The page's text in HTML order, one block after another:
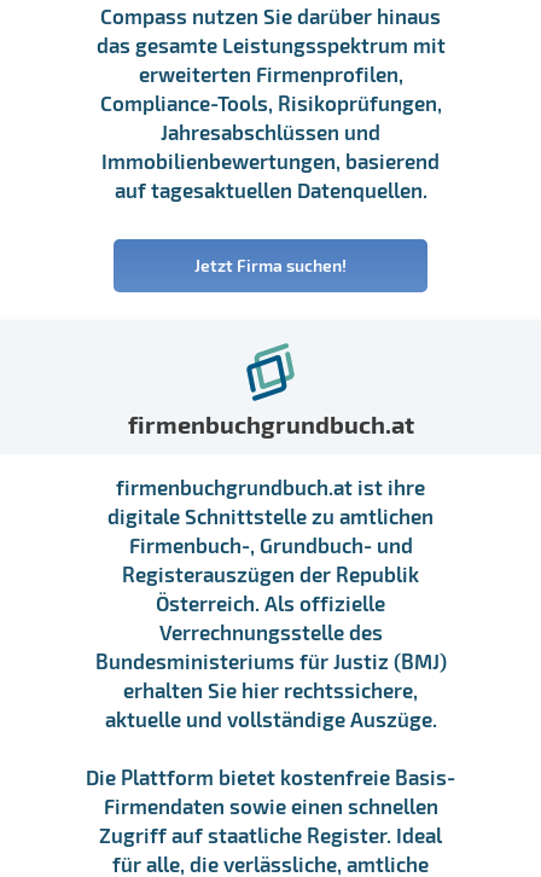
Compass nutzen Sie darüber hinaus
das gesamte Leistungsspektrum mit
erweiterten Firmenprofilen,
Compliance-Tools, Risikoprüfungen,
Jahresabschlüssen und
Immobilienbewertungen, basierend
auf tagesaktuellen Datenquellen.
Jetzt Firma suchen!
firmenbuchgrundbuch.at
firmenbuchgrundbuch.at ist ihre
digitale Schnittstelle zu amtlichen
Firmenbuch-, Grundbuch- und
Registerauszügen der Republik
Österreich. Als offizielle
Verrechnungsstelle des
Bundesministeriums für Justiz (BMJ)
erhalten Sie hier rechtssichere,
aktuelle und vollständige Auszüge.
Die Plattform bietet kostenfreie Basis-
Firmendaten sowie einen schnellen
Zugriff auf staatliche Register. Ideal
für alle, die verlässliche, amtliche